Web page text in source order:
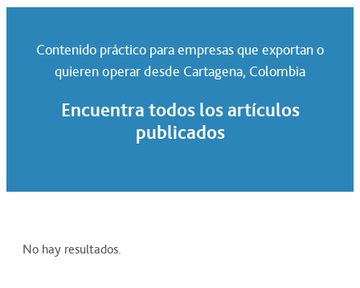
Contenido práctico para empresas que exportan o
quieren operar desde Cartagena, Colombia
Encuentra todos los artículos
publicados
No hay resultados.